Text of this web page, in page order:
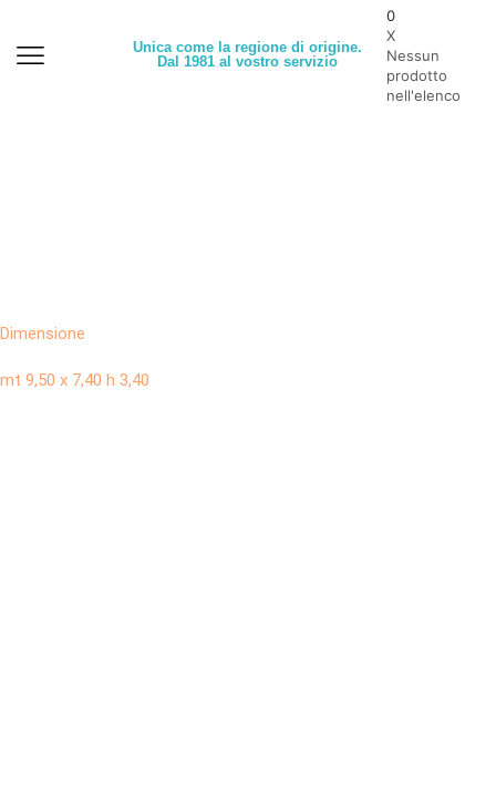
Unica come la regione di origine.
Dal 1981 al vostro servizio
0
X
Nessun
prodotto
nell'elenco
Dimensione
mt 9,50 x 7,40 h 3,40